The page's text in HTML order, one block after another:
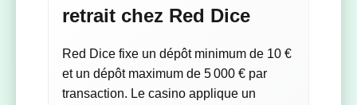
retrait chez Red Dice
Red Dice fixe un dépôt minimum de 10 €
et un dépôt maximum de 5 000 € par
transaction. Le casino applique un